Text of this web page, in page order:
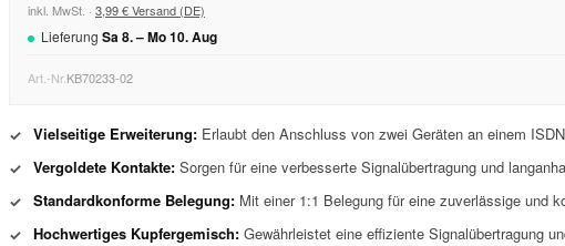
inkl. MwSt. · 3,99 € Versand (DE)
Lieferung Sa8. –Mo10.Aug
Art.-Nr.KB70233-02
✓ Vielseitige Erweiterung: Erlaubt den Anschluss von zwei Geräten an einem
✓ Vergoldete Kontakte: Sorgen für eine verbesserte Signalübertragung und
✓ Standardkonforme Belegung: Mit einer 1:1 Belegung für eine zuverlässige und
✓ Hochwertiges Kupfergemisch: Gewährleistet eine effiziente Signalübertragung